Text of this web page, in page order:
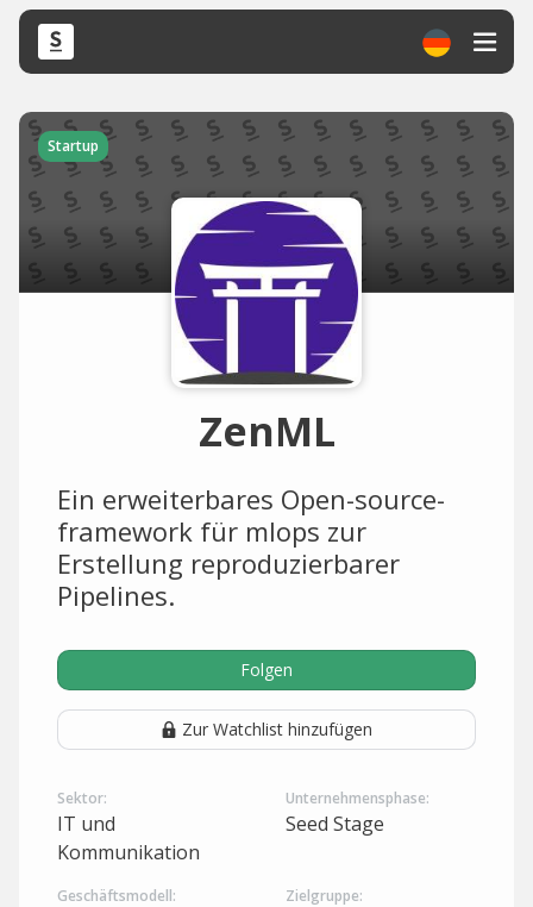
Startup
ZenML
Ein erweiterbares Open-source-
framework für mlops zur
Erstellung reproduzierbarer
Pipelines.
Folgen
Zur Watchlist hinzufügen
Sektor:
IT und
Kommunikation
Unternehmensphase:
Seed Stage
Geschäftsmodell: Zielgruppe: